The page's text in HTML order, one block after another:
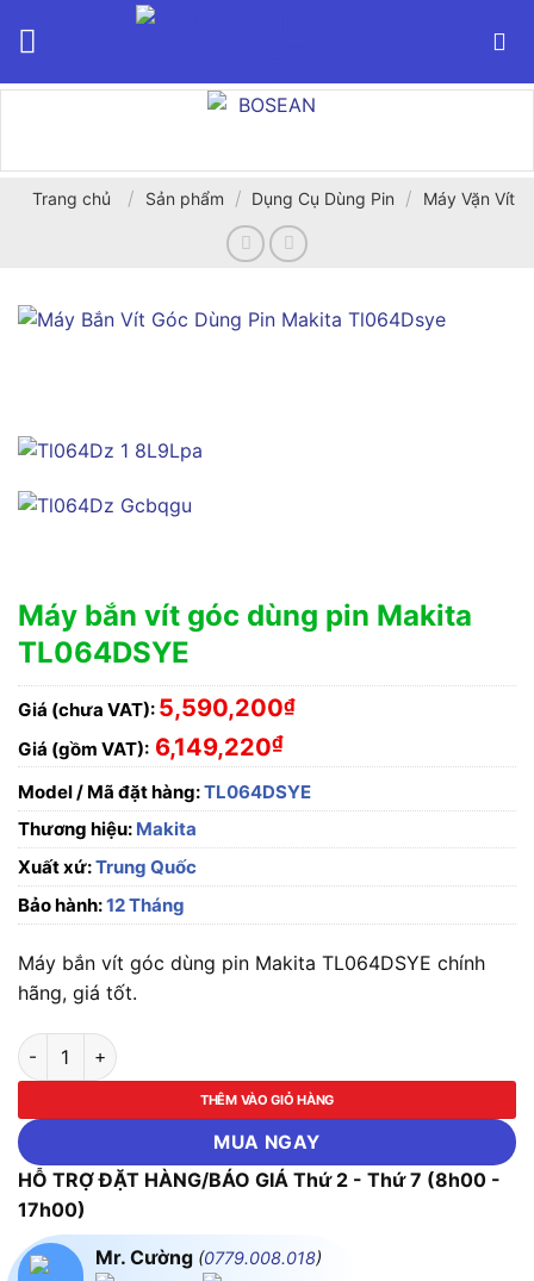
Trang chủ / Sản phẩm / Dụng Cụ Dùng Pin / Máy Vặn Vít
Máy bắn vít góc dùng pin Makita
TL064DSYE
Giá (chưa VAT): 5,590,200₫
Giá (gồm VAT): 6,149,220₫
Model / Mã đặt hàng:TL064DSYE
Thương hiệu: Makita
Xuất xứ:Trung Quốc
Bảo hành:12 Tháng
Máy bắn vít góc dùng pin Makita TL064DSYE chính
hãng, giá tốt.
Máy bắn vít góc dùng pin Makita TL064DSYE số lượng
THÊM VÀO GIỎ HÀNG
MUA NGAY
HỖ TRỢ ĐẶT HÀNG/BÁO GIÁ Thứ 2 - Thứ 7 (8h00 -
17h00)
Mr. Cường (0779.008.018)